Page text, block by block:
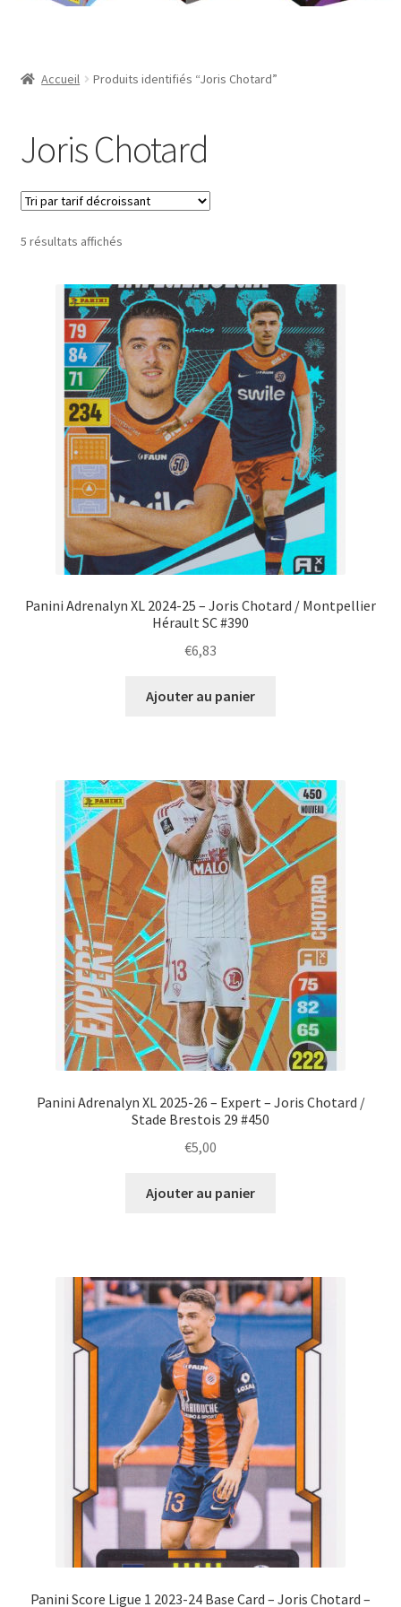
Mon compte
Panier
Validation de la commande
Accueil Produits identifiés “Joris Chotard”
Joris Chotard
5 résultats affichésTrié
décroissant
Panini Adrenalyn XL 2024-25 – Joris Chotard / Montpellier
Hérault SC #390
€6,83
Ajouter au panier
Panini Adrenalyn XL 2025-26 – Expert – Joris Chotard /
Stade Brestois 29 #450
€5,00
Ajouter au panier
Panini Score Ligue 1 2023-24 Base Card – Joris Chotard –